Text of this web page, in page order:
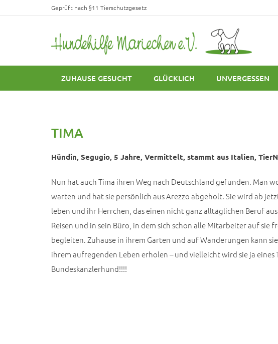
Geprüft nach §11 Tierschutzgesetz
ZUHAUSE GESUCHT GLÜCKLICH UNVERGESSEN
TIMA
Hündin, Segugio, 5 Jahre, Vermittelt, stammt aus Italien,
Nun hat auch Tima ihren Weg nach Deutschland gefunden. Man
warten und hat sie persönlich aus Arezzo abgeholt. Sie wird ab
leben und ihr Herrchen, das einen nicht ganz alltäglichen Beruf
Reisen und in sein Büro, in dem sich schon alle Mitarbeiter auf sie
begleiten. Zuhause in ihrem Garten und auf Wanderungen kann
ihrem aufregenden Leben erholen – und vielleicht wird sie ja eines
Bundeskanzlerhund!!!!